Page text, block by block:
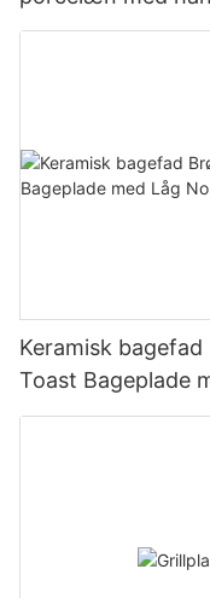
Keramisk
Toast Bageplade
Bageværktøj